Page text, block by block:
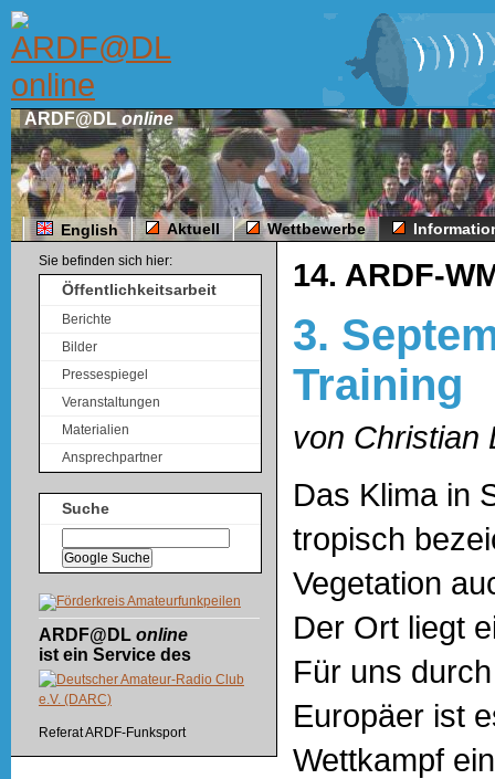
ARDF@DL online
English Aktuell Wettbewerbe
Sie befinden sich hier:
Öffentlichkeitsarbeit
Berichte
Bilder
Pressespiegel
Veranstaltungen
Materialien
Ansprechpartner
Suche
ARDF@DL online
ist ein Service des
Referat ARDF-Funksport
14. ARDF-
3.
Training
von Christian
Das Klima in
tropisch
Vegetation
Der Ort liegt
Für uns
Europäer ist
Wettkampf